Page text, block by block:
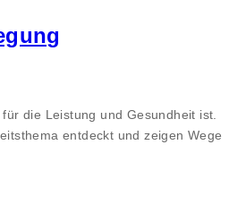
die Leistung und Gesundheit ist.
entdeckt und zeigen Wege